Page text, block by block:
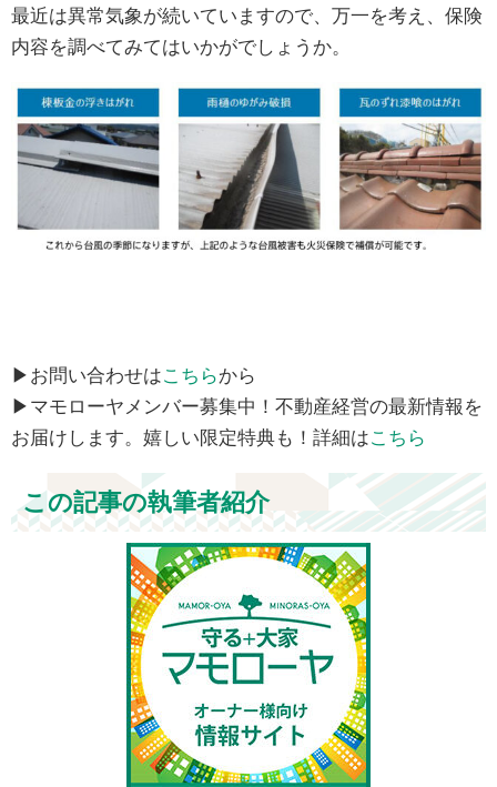
最近は異常気象が続いていますので、万一を考え、保険
内容を調べてみてはいかがでしょうか。
▶お問い合わせはこちらから
▶マモローヤメンバー募集中！不動産経営の最新情報を
お届けします。嬉しい限定特典も！詳細はこちら
この記事の執筆者紹介